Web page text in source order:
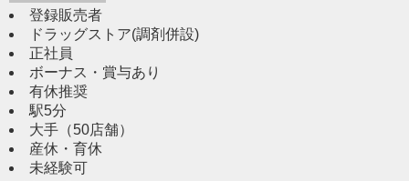
登録販売者
ドラッグストア(調剤併設)
正社員
ボーナス・賞与あり
有休推奨
駅5分
大手（50店舗）
産休・育休
未経験可